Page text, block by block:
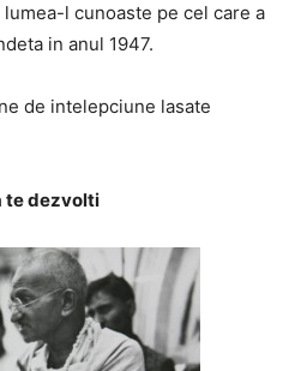
l cunoaste pe cel care a
in anul 1947.
de intelepciune lasate
te dezvolti